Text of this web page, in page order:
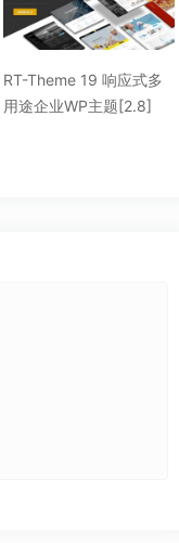
SimpleMag 杂志型
WordPress主题[1.0]